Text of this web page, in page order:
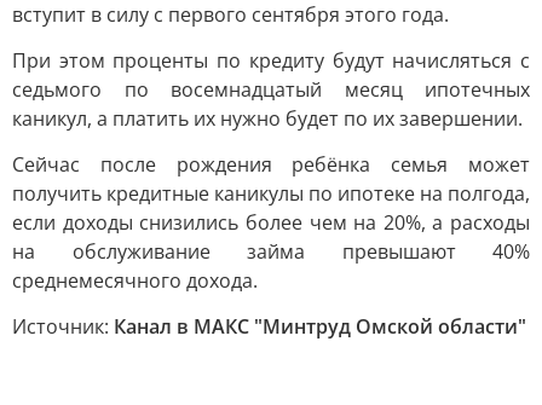
вступит в силу с первого сентября этого года.
При этом проценты по кредиту будут начисляться с
седьмого по восемнадцатый месяц ипотечных
каникул, а платить их нужно будет по их завершении.
Сейчас после рождения ребёнка семья может
получить кредитные каникулы по ипотеке на полгода,
если доходы снизились более чем на 20%, а расходы
на обслуживание займа превышают 40%
среднемесячного дохода.
Источник: Канал в МАКС "Минтруд Омской области"